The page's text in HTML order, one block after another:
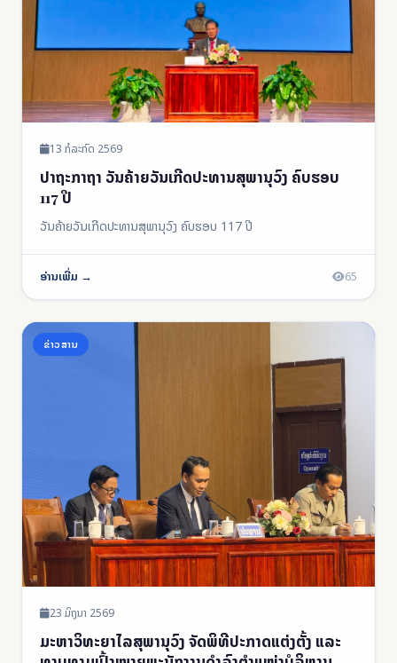
13 ກໍລະກົດ 2569
ປາຖະກາຖາ ວັນຄ້າຍວັນເກີດປະທານສຸພານຸວົງ ຄົບຮອບ
117 ປີ
ວັນຄ້າຍວັນເກີດປະທານສຸພານຸວົງ ຄົບຮອບ 117 ປີ
ອ່ານເພີ່ມ → 65
ຂ່າວສານ
23 ມິຖຸນາ 2569
ມະຫາວິທະຍາໄລສຸພານຸວົງ ຈັດພິທີປະກາດແຕ່ງຕັ້ງ ແລະ